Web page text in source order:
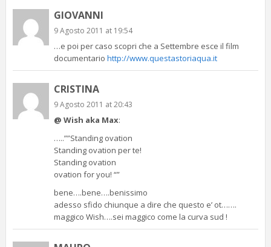
GIOVANNI
9 Agosto 2011 at 19:54
…e poi per caso scopri che a Settembre esce il film
documentario http://www.questastoriaqua.it
CRISTINA
9 Agosto 2011 at 20:43
@ Wish aka Max:
…..””Standing ovation
Standing ovation per te!
Standing ovation
ovation for you! “”
bene….bene….benissimo
adesso sfido chiunque a dire che questo e’ ot…….
maggico Wish….sei maggico come la curva sud !